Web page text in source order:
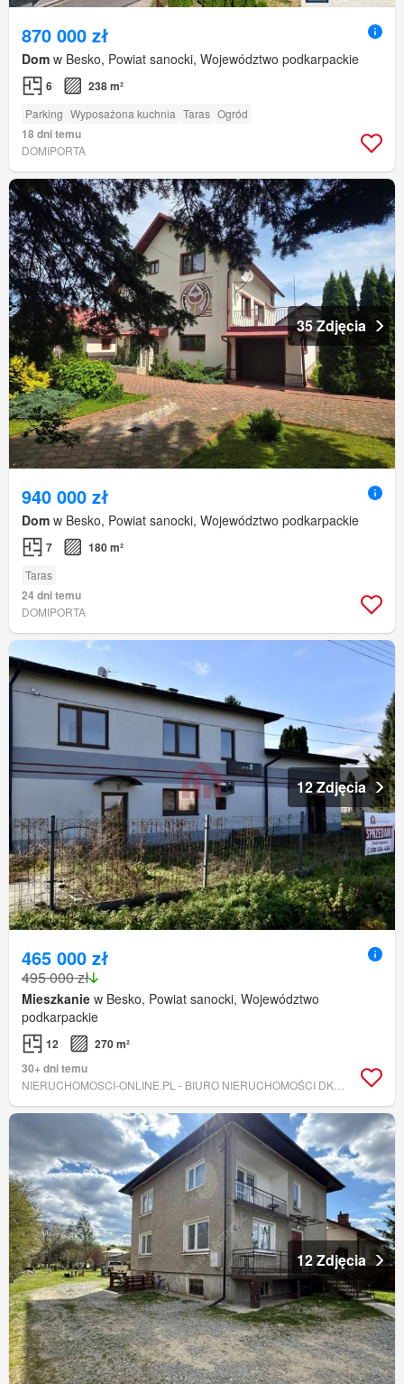
870 000 zł
Dom w Besko, Powiat sanocki, Województwo podkarpackie
6 238 m²
Parking Wyposażona kuchnia Taras Ogród
18 dni temu
DOMIPORTA
35 Zdjęcia
940 000 zł
Dom w Besko, Powiat sanocki, Województwo podkarpackie
7 180 m²
Taras
24 dni temu
DOMIPORTA
12 Zdjęcia
465 000 zł
495 000 zł
Mieszkanie w Besko, Powiat sanocki, Województwo
podkarpackie
12
270 m²
30+ dni temu
12 Zdjęcia